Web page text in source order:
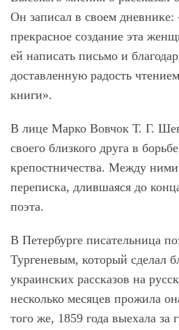
Он записал в своем
прекрасное создание эта
ей написать письмо и
доставленную радость
книги».
В лице Марко Вовчок Т. Г.
своего близкого друга в
крепостничества. Между ними
переписка, длившаяся до
поэта.
В Петербурге писательница
Тургеневым, который сделал
украинских рассказов на
несколько месяцев прожила
того же, 1859 года выехала за